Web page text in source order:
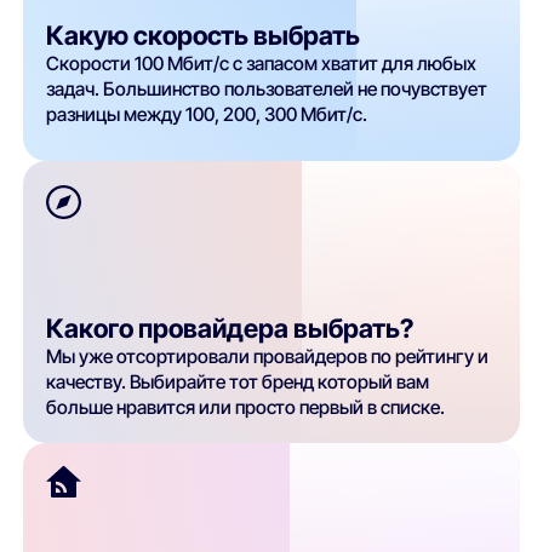
Какую скорость выбрать
Скорости 100 Мбит/с с запасом хватит для любых
задач. Большинство пользователей не почувствует
разницы между 100, 200, 300 Мбит/с.
Какого провайдера выбрать?
Мы уже отсортировали провайдеров по рейтингу и
качеству. Выбирайте тот бренд который вам
больше нравится или просто первый в списке.